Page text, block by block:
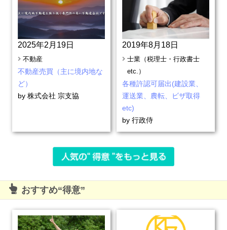
2025年2月19日
不動産
不動産売買（主に境内地な
ど）
by株式会社 宗支協
2019年8月18日
士業（税理士・行政書士
etc.）
各種許認可届出(建設業、
運送業、農転、ビザ取得
etc)
by行政侍
おすすめ“得意”